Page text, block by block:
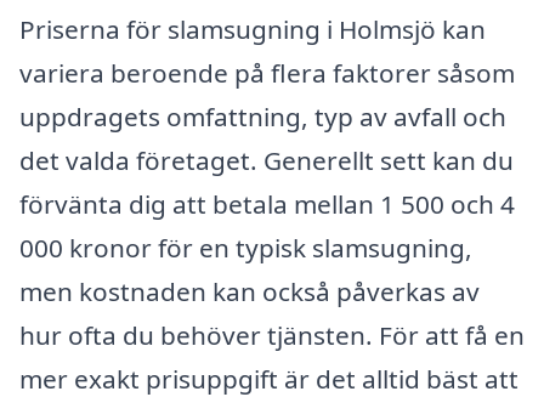
Priserna för slamsugning i Holmsjö kan
variera beroende på flera faktorer såsom
uppdragets omfattning, typ av avfall och
det valda företaget. Generellt sett kan du
förvänta dig att betala mellan 1 500 och 4
000 kronor för en typisk slamsugning,
men kostnaden kan också påverkas av
hur ofta du behöver tjänsten. För att få en
mer exakt prisuppgift är det alltid bäst att